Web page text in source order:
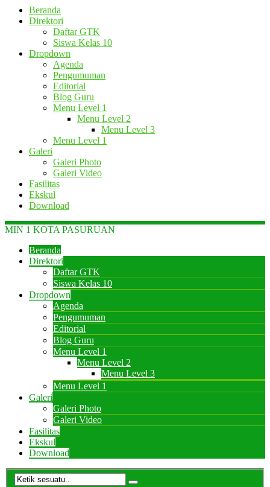
Beranda
Direktori
Daftar GTK
Siswa Kelas 10
Dropdown
Agenda
Pengumuman
Editorial
Blog Guru
Menu Level 1
Menu Level 2
Menu Level 3
Menu Level 1
Galeri
Galeri Photo
Galeri Video
Fasilitas
Ekskul
Download
MIN 1 KOTA PASURUAN
Beranda
Direktori
Daftar GTK
Siswa Kelas 10
Dropdown
Agenda
Pengumuman
Editorial
Blog Guru
Menu Level 1
Menu Level 2
Menu Level 3
Menu Level 1
Galeri
Galeri Photo
Galeri Video
Fasilitas
Ekskul
Download